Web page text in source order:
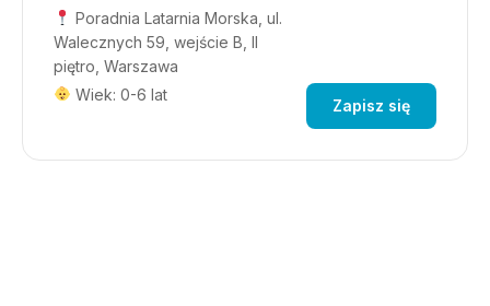
Poradnia Latarnia Morska, ul.
Walecznych 59, wejście B, II
piętro, Warszawa
Wiek: 0-6 lat
Zapisz się